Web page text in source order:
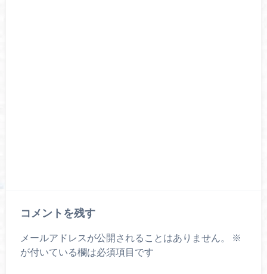
コメントを残す
メールアドレスが公開されることはありません。
※
が付いている欄は必須項目です